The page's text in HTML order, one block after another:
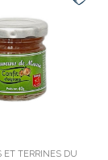
ET TERRINES DU